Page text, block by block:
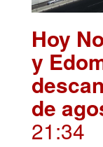
Hoy
y
de
21:34